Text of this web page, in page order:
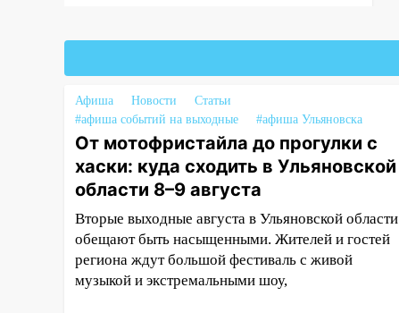
пострадали велосипедисты,
мотоциклисты и пешеходы.
Обзор крупных аварий в
Ульяновской области
08:30
Поджог со свечой, 16
сгоревших домов и выстрел за
водку
07:50 Какая погоды будет днем
8 августа
Афиша Новости
Статьи
#афиша событий на выходные
#афиша Ульяновска
От мотофристайла до прогулки с
хаски: куда сходить в Ульяновской
области 8–9 августа
Вторые выходные августа в Ульяновской области
обещают быть насыщенными. Жителей и гостей
региона ждут большой фестиваль с живой
музыкой и экстремальными шоу,